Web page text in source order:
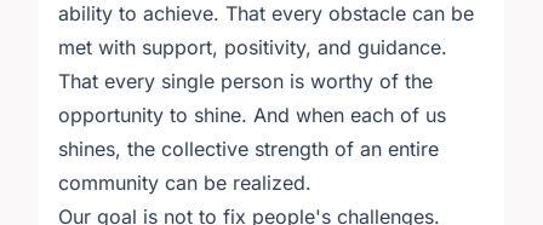
ability to achieve. That every obstacle can be
met with support, positivity, and guidance.
That every single person is worthy of the
opportunity to shine. And when each of us
shines, the collective strength of an entire
community can be realized.
Our goal is not to fix people's challenges.